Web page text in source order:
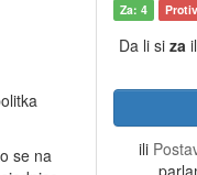
Za: 4
Da li si za
ili
se na